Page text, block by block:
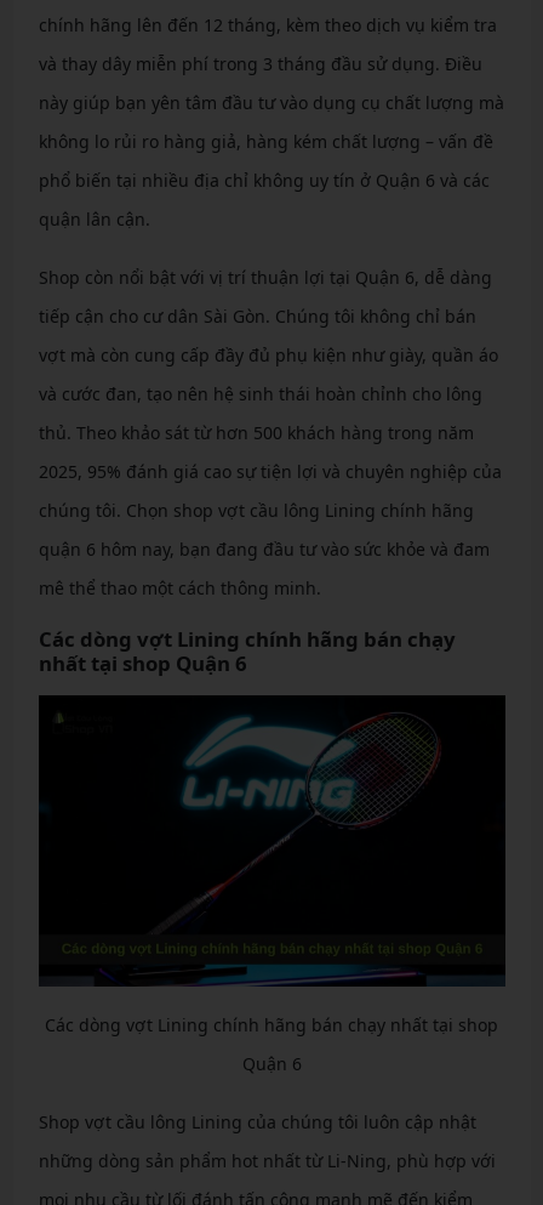
chính hãng lên đến 12 tháng, kèm theo dịch vụ kiểm tra
và thay dây miễn phí trong 3 tháng đầu sử dụng. Điều
này giúp bạn yên tâm đầu tư vào dụng cụ chất lượng mà
không lo rủi ro hàng giả, hàng kém chất lượng – vấn đề
phổ biến tại nhiều địa chỉ không uy tín ở Quận 6 và các
quận lân cận.
Shop còn nổi bật với vị trí thuận lợi tại Quận 6, dễ dàng
tiếp cận cho cư dân Sài Gòn. Chúng tôi không chỉ bán
vợt mà còn cung cấp đầy đủ phụ kiện như giày, quần áo
và cước đan, tạo nên hệ sinh thái hoàn chỉnh cho lông
thủ. Theo khảo sát từ hơn 500 khách hàng trong năm
2025, 95% đánh giá cao sự tiện lợi và chuyên nghiệp của
chúng tôi. Chọn shop vợt cầu lông Lining chính hãng
quận 6 hôm nay, bạn đang đầu tư vào sức khỏe và đam
mê thể thao một cách thông minh.
Các dòng vợt Lining chính hãng bán chạy
nhất tại shop Quận 6
Các dòng vợt Lining chính hãng bán chạy nhất tại shop
Quận 6
Shop vợt cầu lông Lining của chúng tôi luôn cập nhật
những dòng sản phẩm hot nhất từ Li-Ning, phù hợp với
mọi nhu cầu từ lối đánh tấn công mạnh mẽ đến kiểm